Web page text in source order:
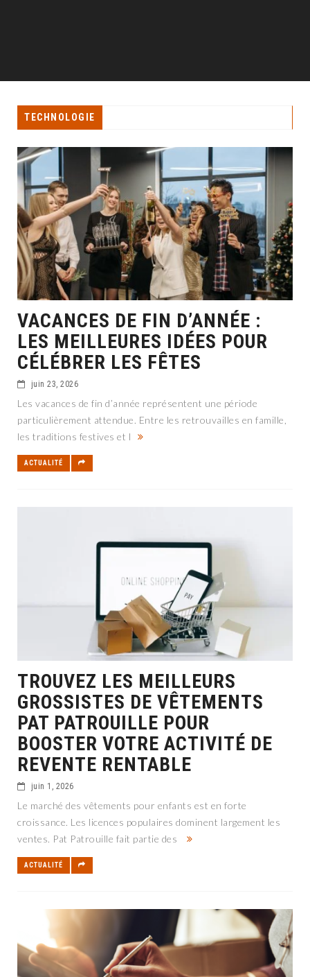
TECHNOLOGIE
VACANCES DE FIN D’ANNÉE :
LES MEILLEURES IDÉES POUR
CÉLÉBRER LES FÊTES
juin 23, 2026
Les vacances de fin d’année représentent une période
particulièrement attendue. Entre les retrouvailles en famille,
les traditions festives et l
ACTUALITÉ
TROUVEZ LES MEILLEURS
GROSSISTES DE VÊTEMENTS
PAT PATROUILLE POUR
BOOSTER VOTRE ACTIVITÉ DE
REVENTE RENTABLE
juin 1, 2026
Le marché des vêtements pour enfants est en forte
croissance. Les licences populaires dominent largement les
ventes. Pat Patrouille fait partie des
ACTUALITÉ